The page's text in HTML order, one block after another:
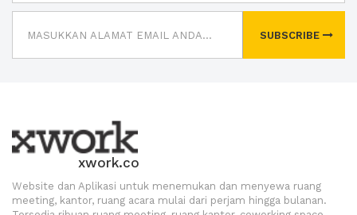
SUBSCRIBE
xwork.co
Website dan Aplikasi untuk menemukan dan menyewa ruang
meeting, kantor, ruang acara mulai dari perjam hingga bulanan.